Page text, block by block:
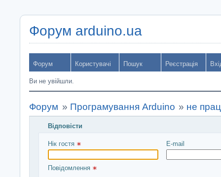
Форум arduino.ua
Форум Користувачі Пошук Реєстрація
Ви не увійшли.
Форум » Програмування Arduino » не
Відповісти
Введіть повідомлення і натисніть Надіслати
Нік гостя E-mail
Повідомлення